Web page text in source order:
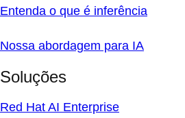
Entenda o que é inferência
Nossa abordagem para IA
Soluções
Red Hat AI Enterprise